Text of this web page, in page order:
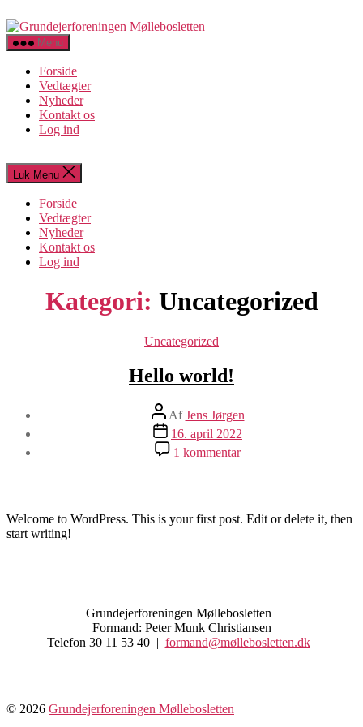
til
indholdet
Menu
Forside
Vedtægter
Nyheder
Kontakt os
Log ind
Luk Menu
Forside
Vedtægter
Nyheder
Kontakt os
Log ind
Kategori: Uncategorized
Kategorier
Uncategorized
Hello world!
Indlægsforfatter
AfJens Jørgen
Indlægsdato
16. april 2022
1 kommentartil
Hello
Welcome to WordPress. This is your first post. Edit or delete it, then
start writing!
Grundejerforeningen Møllebosletten
Formand: Peter Munk Christiansen
Telefon 30 11 53 40 | formand@møllebosletten.dk
© 2026 Grundejerforeningen Møllebosletten